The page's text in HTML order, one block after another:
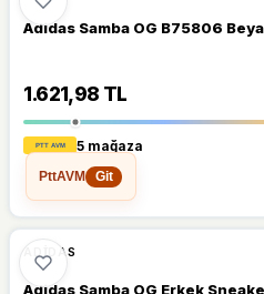
Adidas Samba OG B75806
1.621,98 TL
5 mağaza
PttAVM
Git
%64
ADIDAS
Adidas Samba OG Erkek